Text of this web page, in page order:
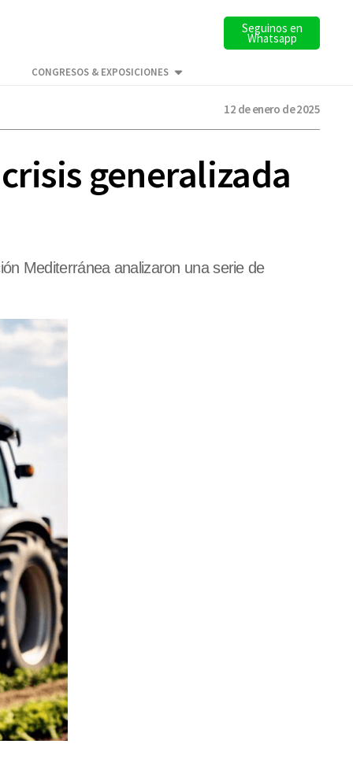
Seguinos en
Whatsapp
CONGRESOS & EXPOSICIONES
12 de enero de 2025
generalizada
Mediterránea analizaron una serie de